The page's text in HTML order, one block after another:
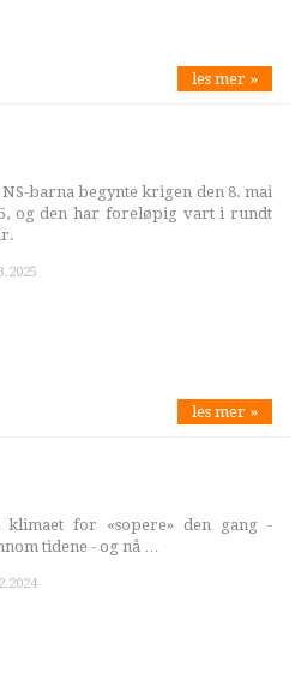
les mer »
barna begynte krigen den 8. mai
og den har foreløpig vart i rundt
les mer »
klimaet for «sopere» den gang -
tidene - og nå …